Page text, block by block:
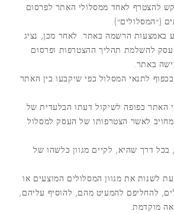
להצטרף לאחד ממסלולי האתר לפרסום
(״המסלולים״).
באמצעות הרשמה באתר. לאחר מכן, נציג
להשלמת תהליך ההצטרפות ופרסום
באתר.
בכפוף לתנאי המסלול כפי שיקבעו בין האתר
האתר כפופה לשיקול דעתו הבלעדית של
לאשר הצטרפותו של העסק למסלול
בכל דרך שהיא, לקיים מגוון כלשהו של
עת לשנות את מגוון המסלולים המוצעים או
להחליפם להמעיט מהם, להוסיף עליהם,
מוקדמת.